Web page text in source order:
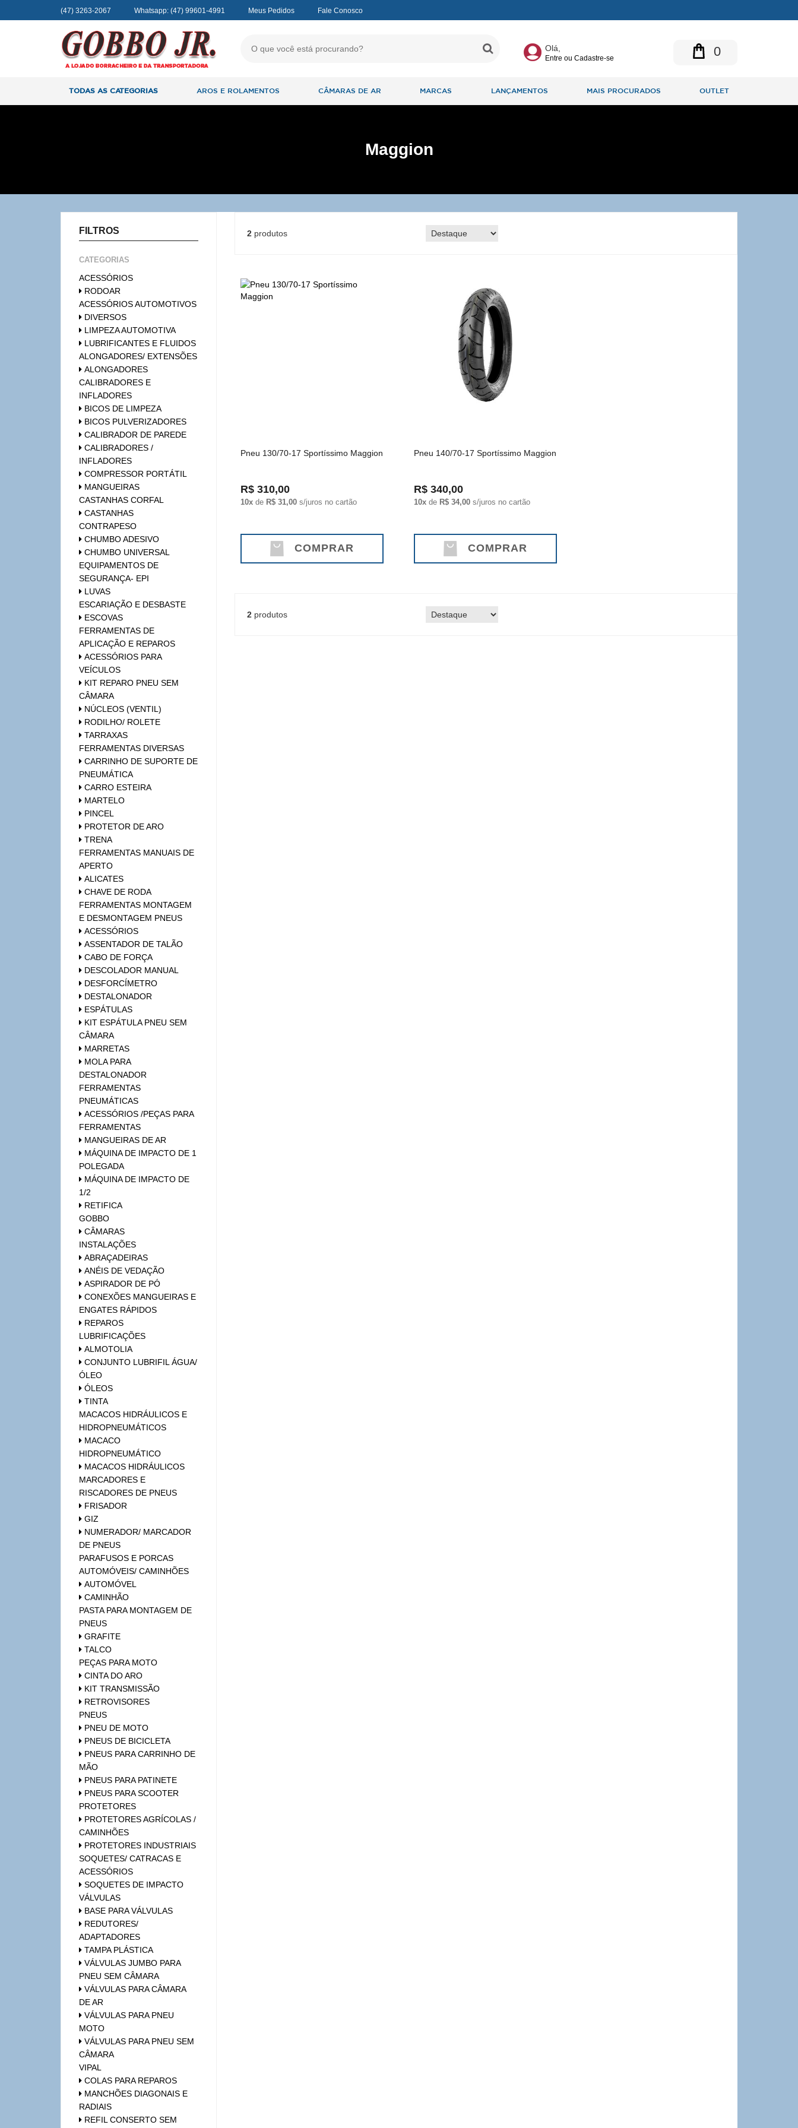
(47) 3263-2067 Whatsapp: (47) 99601-4991 Meus Pedidos Fale Conosco
Olá,
Entre ou Cadastre-se 0
TODAS AS CATEGORIAS AROS E ROLAMENTOS CÂMARAS DE AR MARCAS LANÇAMENTOS MAIS PROCURADOS OUTLET
Maggion
FILTROS
CATEGORIAS
ACESSÓRIOS
RODOAR
ACESSÓRIOS AUTOMOTIVOS
DIVERSOS
LIMPEZA AUTOMOTIVA
LUBRIFICANTES E FLUIDOS
ALONGADORES/ EXTENSÕES
ALONGADORES
CALIBRADORES E
INFLADORES
BICOS DE LIMPEZA
BICOS PULVERIZADORES
CALIBRADOR DE PAREDE
CALIBRADORES /
INFLADORES
COMPRESSOR PORTÁTIL
MANGUEIRAS
CASTANHAS CORFAL
CASTANHAS
CONTRAPESO
CHUMBO ADESIVO
CHUMBO UNIVERSAL
EQUIPAMENTOS DE
SEGURANÇA- EPI
LUVAS
ESCARIAÇÃO E DESBASTE
ESCOVAS
FERRAMENTAS DE
APLICAÇÃO E REPAROS
ACESSÓRIOS PARA
VEÍCULOS
KIT REPARO PNEU SEM
CÂMARA
NÚCLEOS (VENTIL)
RODILHO/ ROLETE
TARRAXAS
FERRAMENTAS DIVERSAS
CARRINHO DE SUPORTE DE
PNEUMÁTICA
CARRO ESTEIRA
MARTELO
PINCEL
PROTETOR DE ARO
TRENA
FERRAMENTAS MANUAIS DE
APERTO
ALICATES
CHAVE DE RODA
FERRAMENTAS MONTAGEM
E DESMONTAGEM PNEUS
ACESSÓRIOS
ASSENTADOR DE TALÃO
CABO DE FORÇA
DESCOLADOR MANUAL
DESFORCÍMETRO
DESTALONADOR
ESPÁTULAS
KIT ESPÁTULA PNEU SEM
CÂMARA
MARRETAS
MOLA PARA
DESTALONADOR
FERRAMENTAS
PNEUMÁTICAS
ACESSÓRIOS /PEÇAS PARA
FERRAMENTAS
MANGUEIRAS DE AR
MÁQUINA DE IMPACTO DE 1
POLEGADA
MÁQUINA DE IMPACTO DE
1/2
RETIFICA
GOBBO
CÂMARAS
INSTALAÇÕES
ABRAÇADEIRAS
ANÉIS DE VEDAÇÃO
ASPIRADOR DE PÓ
CONEXÕES MANGUEIRAS E
ENGATES RÁPIDOS
REPAROS
LUBRIFICAÇÕES
ALMOTOLIA
CONJUNTO LUBRIFIL ÁGUA/
ÓLEO
ÓLEOS
TINTA
MACACOS HIDRÁULICOS E
HIDROPNEUMÁTICOS
MACACO
HIDROPNEUMÁTICO
MACACOS HIDRÁULICOS
MARCADORES E
RISCADORES DE PNEUS
FRISADOR
GIZ
NUMERADOR/ MARCADOR
DE PNEUS
PARAFUSOS E PORCAS
AUTOMÓVEIS/ CAMINHÕES
AUTOMÓVEL
CAMINHÃO
PASTA PARA MONTAGEM DE
PNEUS
GRAFITE
TALCO
PEÇAS PARA MOTO
CINTA DO ARO
KIT TRANSMISSÃO
RETROVISORES
PNEUS
PNEU DE MOTO
PNEUS DE BICICLETA
PNEUS PARA CARRINHO DE
MÃO
PNEUS PARA PATINETE
PNEUS PARA SCOOTER
PROTETORES
PROTETORES AGRÍCOLAS /
CAMINHÕES
PROTETORES INDUSTRIAIS
SOQUETES/ CATRACAS E
ACESSÓRIOS
SOQUETES DE IMPACTO
VÁLVULAS
BASE PARA VÁLVULAS
REDUTORES/
ADAPTADORES
TAMPA PLÁSTICA
VÁLVULAS JUMBO PARA
PNEU SEM CÂMARA
VÁLVULAS PARA CÂMARA
DE AR
VÁLVULAS PARA PNEU
MOTO
VÁLVULAS PARA PNEU SEM
CÂMARA
VIPAL
COLAS PARA REPAROS
MANCHÕES DIAGONAIS E
RADIAIS
REFIL CONSERTO SEM
2produtos
Pneu 130/70-17 Sportíssimo Maggion
R$ 310,00
10xde R$ 31,00s/juros no cartão
COMPRAR
Pneu 140/70-17 Sportíssimo Maggion
R$ 340,00
10xde R$ 34,00s/juros no cartão
COMPRAR
2produtos